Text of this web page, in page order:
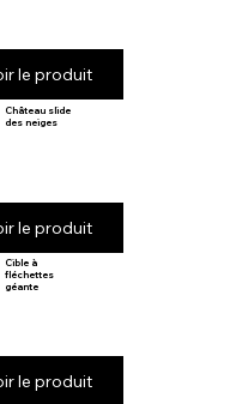
le produit
Château slide
des neiges
le produit
Cible à
fléchettes
géante
le produit